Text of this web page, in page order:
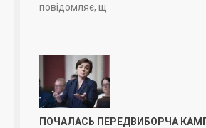
повідомляє, щ
ПОЧАЛАСЬ ПЕРЕДВИБОРЧА